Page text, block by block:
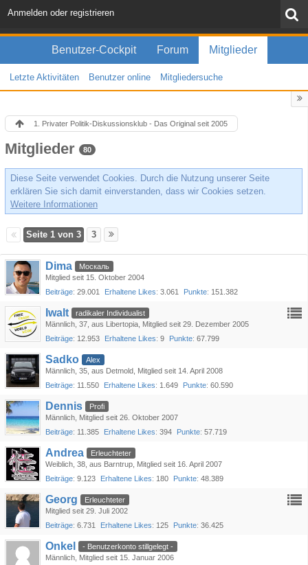
Anmelden oder registrieren
Benutzer-Cockpit Forum Mitglieder
Letzte Aktivitäten Benutzer online Mitgliedersuche
1. Privater Politik-Diskussionsklub - Das Original seit 2005
Mitglieder 80
Diese Seite verwendet Cookies. Durch die Nutzung unserer Seite
erklären Sie sich damit einverstanden, dass wir Cookies setzen.
Weitere Informationen
Seite 1 von 3 3
Dima
Москаль
Mitglied seit 15. Oktober 2004
Beiträge 29.001 Erhaltene Likes 3.061 Punkte 151.382
Iwalt
radikaler Individualist
Männlich 37 aus Libertopia Mitglied seit 29. Dezember 2005
Beiträge 12.953 Erhaltene Likes 9 Punkte 67.799
Sadko
Alex
Männlich 35 aus Detmold Mitglied seit 14. April 2008
Beiträge 11.550 Erhaltene Likes 1.649 Punkte 60.590
Dennis
Profi
Männlich Mitglied seit 26. Oktober 2007
Beiträge 11.385 Erhaltene Likes 394 Punkte 57.719
Andrea
Erleuchteter
Weiblich 38 aus Barntrup Mitglied seit 16. April 2007
Beiträge 9.123 Erhaltene Likes 180 Punkte 48.389
Georg
Erleuchteter
Mitglied seit 29. Juli 2002
Beiträge 6.731 Erhaltene Likes 125 Punkte 36.425
Onkel
- Benutzerkonto stillgelegt -
Männlich Mitglied seit 15. Januar 2006